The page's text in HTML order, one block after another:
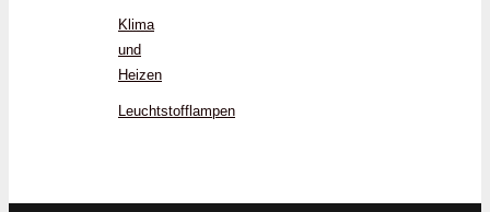
Klima
und
Heizen
Leuchtstofflampen